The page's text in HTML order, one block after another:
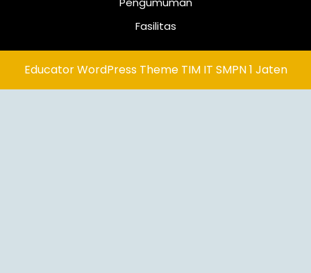
Fasilitas
Educator WordPress ThemeTIM IT SMPN 1 Jaten